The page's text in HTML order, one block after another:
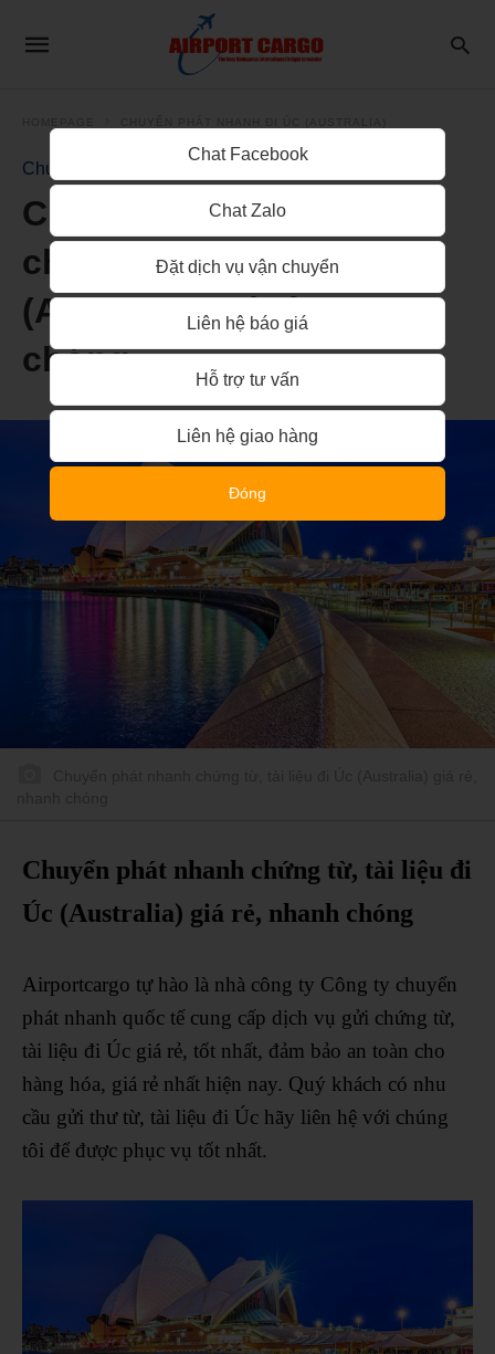
Chuyển phát nhanh đi Úc (Australia)
Chuyển phát nhanh
chứng từ, tài liệu đi Úc
(Australia) giá rẻ, nhanh
chóng
Chuyển phát nhanh chứng từ, tài liệu đi
Úc (Australia) giá rẻ, nhanh chóng
Airportcargo tự hào là nhà công ty Công ty chuyển
phát nhanh quốc tế cung cấp dịch vụ gửi chứng từ,
tài liệu đi Úc giá rẻ, tốt nhất, đảm bảo an toàn cho
hàng hóa, giá rẻ nhất hiện nay. Quý khách có nhu
cầu gửi thư từ, tài liệu đi Úc hãy liên hệ với chúng
tôi để được phục vụ tốt nhất.
Chat Facebook
Chat Zalo
Đặt dịch vụ vận chuyển
Liên hệ báo giá
Hỗ trợ tư vấn
Liên hệ giao hàng
Đóng